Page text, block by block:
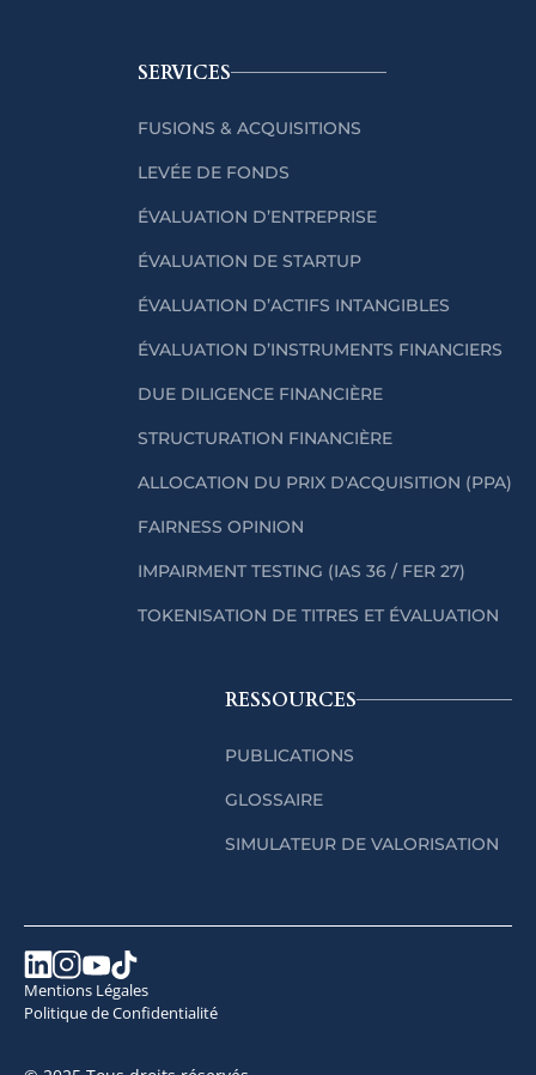
SERVICES
FUSIONS & ACQUISITIONS
LEVÉE DE FONDS
ÉVALUATION D’ENTREPRISE
ÉVALUATION DE STARTUP
ÉVALUATION D’ACTIFS INTANGIBLES
ÉVALUATION D’INSTRUMENTS FINANCIERS
DUE DILIGENCE FINANCIÈRE
STRUCTURATION FINANCIÈRE
ALLOCATION DU PRIX D'ACQUISITION (PPA)
FAIRNESS OPINION
IMPAIRMENT TESTING (IAS 36 / FER 27)
TOKENISATION DE TITRES ET ÉVALUATION
RESSOURCES
PUBLICATIONS
GLOSSAIRE
SIMULATEUR DE VALORISATION
Mentions Légales
Politique de Confidentialité